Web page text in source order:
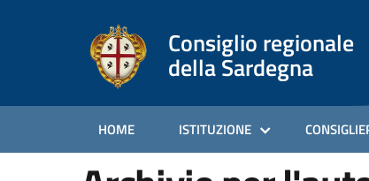
Consiglio regionale
della Sardegna
HOME ISTITUZIONE